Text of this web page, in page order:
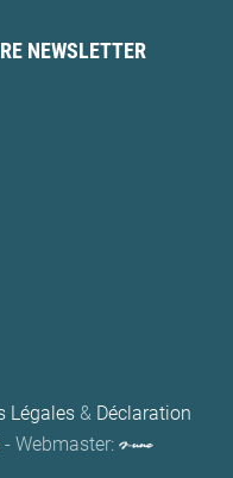
NEWSLETTER
Légales & Déclaration
- Webmaster: